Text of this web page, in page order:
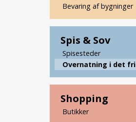
Bevaring af bygninger
Spis & Sov
Spisesteder
Overnatning i det fri
Shopping
Butikker